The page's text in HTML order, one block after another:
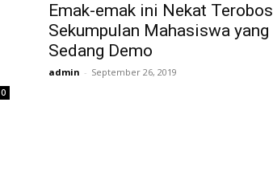
0
Emak-emak ini Nekat Terobos
Sekumpulan Mahasiswa yang
Sedang Demo
admin - September 26, 2019